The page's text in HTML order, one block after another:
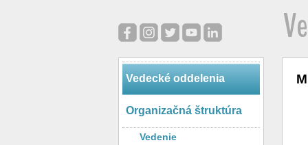
Vedecké oddelenia
Organizačná štruktúra
Vedenie